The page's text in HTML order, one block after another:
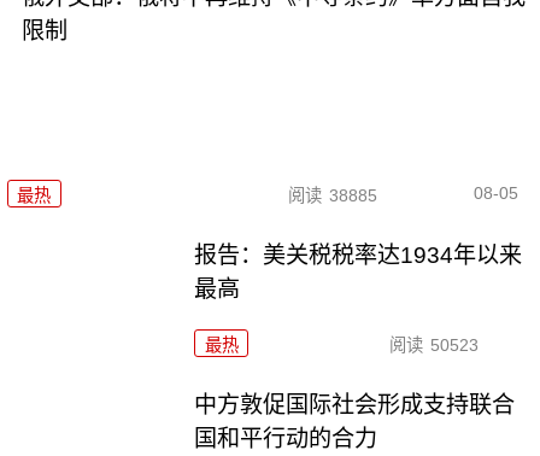
限制
最热 阅读 38885 08-05
报告：美关税税率达1934年以来
最高
最热 阅读 50523
中方敦促国际社会形成支持联合
国和平行动的合力